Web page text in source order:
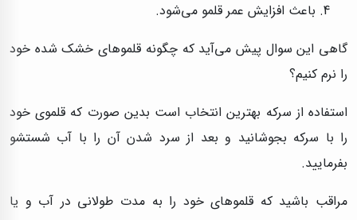
باعث افزایش عمر قلمو می‌شود.
گاهی این سوال پیش می‌آید که چگونه قلموهای خشک شده خود
را نرم کنیم؟
استفاده از سرکه بهترین انتخاب است بدین صورت که قلموی خود
را با سرکه بجوشانید و بعد از سرد شدن آن را با آب شستشو
بفرمایید.
مراقب باشید که قلموهای خود را به مدت طولانی در آب و یا